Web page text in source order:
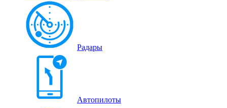
Радары
Автопилоты